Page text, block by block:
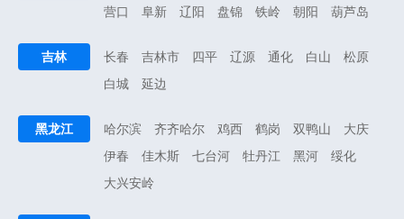
营口
阜新 辽阳 盘锦 铁岭 朝阳 葫芦岛
吉林 长春 吉林市 四平 辽源 通化 白山
松原
白城
延边
黑龙江 哈尔滨 齐齐哈尔 鸡西 鹤岗 双鸭山
大庆
伊春
佳木斯 七台河 牡丹江 黑河
绥化
大兴安岭